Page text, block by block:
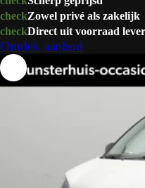
checkZowel privé als zakelijk
checkDirect uit voorraad
Ontdek aanbod